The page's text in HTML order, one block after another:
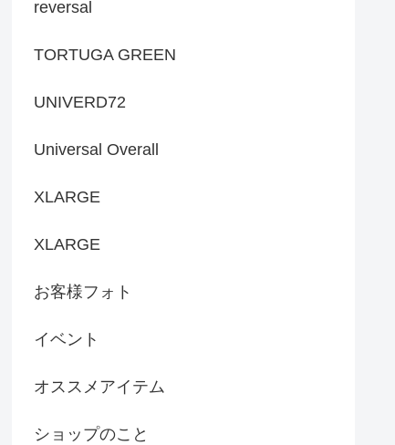
reversal
TORTUGA GREEN
UNIVERD72
Universal Overall
XLARGE
XLARGE
お客様フォト
イベント
オススメアイテム
ショップのこと